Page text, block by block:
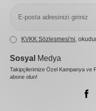
KVKK Sözleşmesi'ni ,
Sosyal Medya
Takipçilerimize Özel Kampanya ve
abone olun!